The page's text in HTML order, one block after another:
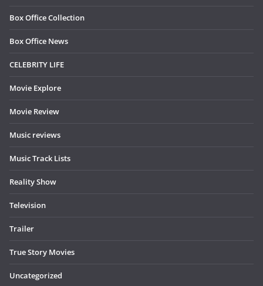
Box Office Collection
Box Office News
CELEBRITY LIFE
Movie Explore
Movie Review
Music reviews
Music Track Lists
Reality Show
Television
Trailer
True Story Movies
Uncategorized